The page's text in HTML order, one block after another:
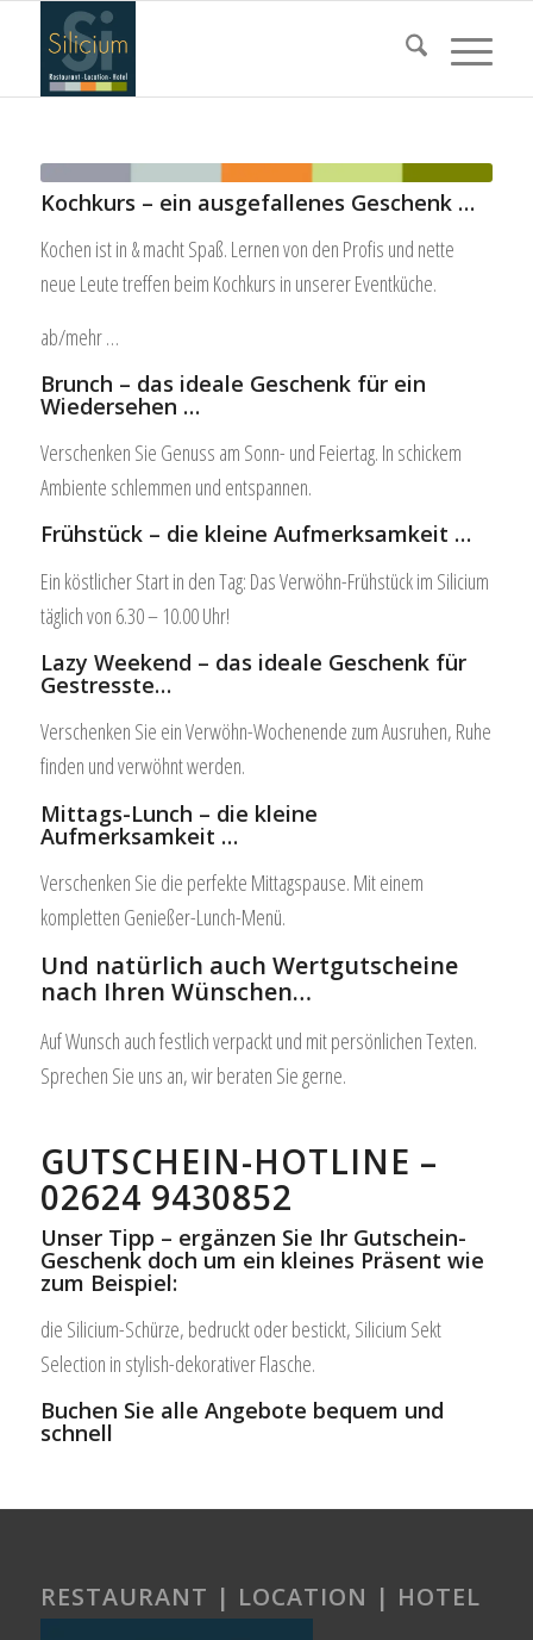
Kochkurs – ein ausgefallenes Geschenk …
Kochen ist in & macht Spaß. Lernen von den Profis und nette
neue Leute treffen beim Kochkurs in unserer Eventküche.
ab/mehr …
Brunch – das ideale Geschenk für ein
Wiedersehen …
Verschenken Sie Genuss am Sonn- und Feiertag. In schickem
Ambiente schlemmen und entspannen.
Frühstück – die kleine Aufmerksamkeit …
Ein köstlicher Start in den Tag: Das Verwöhn-Frühstück im Silicium
täglich von 6.30 – 10.00 Uhr!
Lazy Weekend – das ideale Geschenk für
Gestresste…
Verschenken Sie ein Verwöhn-Wochenende zum Ausruhen, Ruhe
finden und verwöhnt werden.
Mittags-Lunch – die kleine
Aufmerksamkeit …
Verschenken Sie die perfekte Mittagspause. Mit einem
kompletten Genießer-Lunch-Menü.
Und natürlich auch Wertgutscheine
nach Ihren Wünschen…
Auf Wunsch auch festlich verpackt und mit persönlichen Texten.
Sprechen Sie uns an, wir beraten Sie gerne.
GUTSCHEIN-HOTLINE –
02624 9430852
Unser Tipp – ergänzen Sie Ihr Gutschein-
Geschenk doch um ein kleines Präsent wie
zum Beispiel:
die Silicium-Schürze, bedruckt oder bestickt, Silicium Sekt
Selection in stylish-dekorativer Flasche.
Buchen Sie alle Angebote bequem und
schnell
RESTAURANT | LOCATION | HOTEL